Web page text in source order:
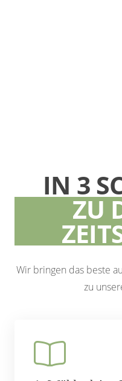
IN 3
ZU
Wir bringen das beste
zu